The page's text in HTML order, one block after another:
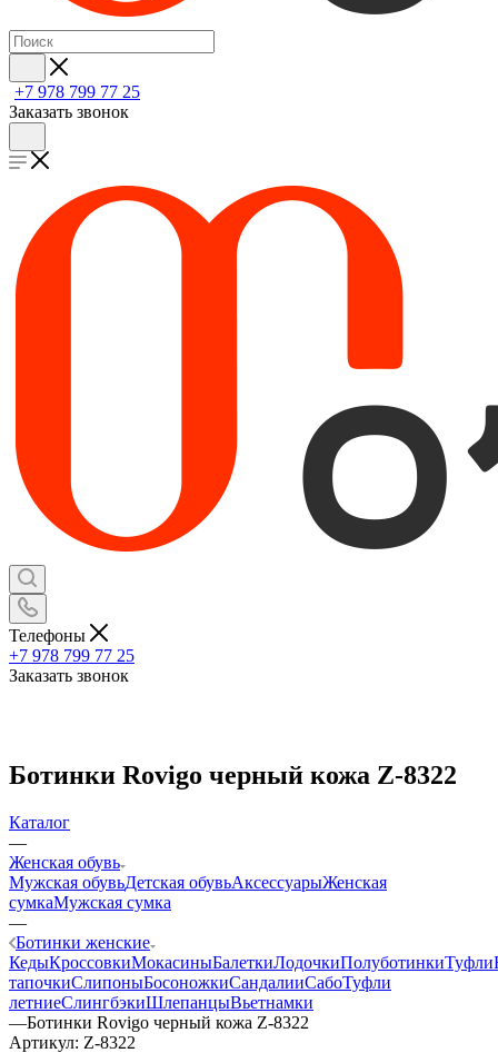
+7 978 799 77 25
Заказать звонок
Телефоны
+7 978 799 77 25
Заказать звонок
Ботинки Rovigo черный кожа Z-8322
Каталог
—
Женская обувь
Мужская обувьДетская обувьАксессуарыЖенская
сумкаМужская сумка
—
Ботинки женские
КедыКроссовкиМокасиныБалеткиЛодочкиПолуботинкиТуфли
тапочкиСлипоныБосоножкиСандалииСабоТуфли
летниеСлингбэкиШлепанцыВьетнамки
—Ботинки Rovigo черный кожа Z-8322
Артикул: Z-8322